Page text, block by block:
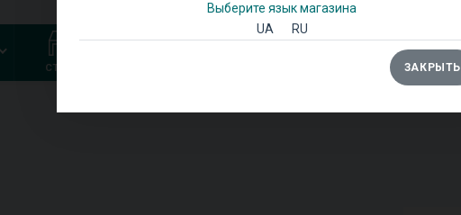
СТОЛЫ ТУМБЫ/КОМОДЫ
Выберите язык магазина
UA
RU
ЗАКРЫТЬ